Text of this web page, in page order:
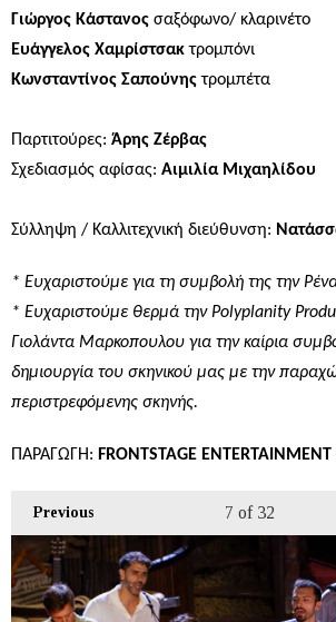
Γιώργος Κάστανος σαξόφωνο/ κλαρινέτο
Ευάγγελος Χαμρίστσακτρομπόνι
Κωνσταντίνος Σαπούνηςτρομπέτα
Παρτιτούρες: Άρης Ζέρβας
Σχεδιασμός αφίσας: Αιμιλία Μιχαηλίδου
Σύλληψη / Καλλιτεχνική διεύθυνση:
* Ευχαριστούμε για τη συμβολή της την
* Ευχαριστούμε θερμά την Polyplanity
Γιολάντα Μαρκοπουλου για την καίρια
δημιουργία του σκηνικού μας με την
περιστρεφόμενης σκηνής.
ΠΑΡΑΓΩΓΗ: FRONTSTAGE
Previous 7 of 32